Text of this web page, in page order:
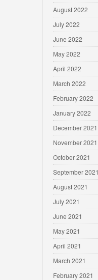
August 2022
July 2022
June 2022
May 2022
April 2022
March 2022
February 2022
January 2022
December 2021
November 2021
October 2021
September 2021
August 2021
July 2021
June 2021
May 2021
April 2021
March 2021
February 2021